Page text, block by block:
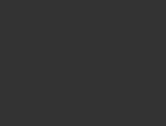
cadeau. Met
is naar een